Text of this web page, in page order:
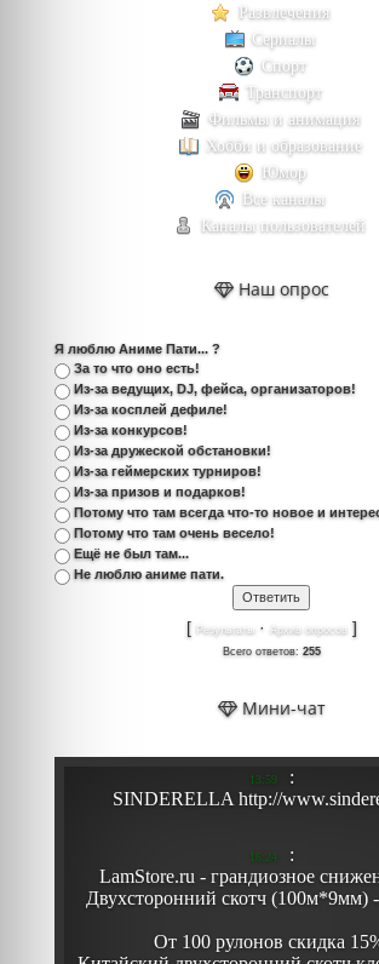
Развлечения
Сериалы
Спорт
Транспорт
Фильмы и анимация
Хобби и образование
Юмор
Все каналы
Каналы пользователей
Наш опрос
Я люблю Аниме Пати... ?
За то что оно есть!
Из-за ведущих, DJ, фейса, организаторов!
Из-за косплей дефиле!
Из-за конкурсов!
Из-за дружеской обстановки!
Из-за геймерских турниров!
Из-за призов и подарков!
Потому что там всегда что-то новое и
Потому что там очень весело!
Ещё не был там...
Не люблю аниме пати.
[ Результаты · Архив опросов]
Всего ответов: 255
Мини-чат